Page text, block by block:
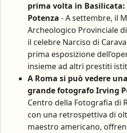
prima volta in Basilicata:
Potenza - A settembre, il
Archeologico Provinciale
il celebre Narciso di
prima esposizione
insieme ad altri prestiti
A Roma si può vedere
grande fotografo Irving
Centro della Fotografia di
con una retrospettiva di
maestro americano,